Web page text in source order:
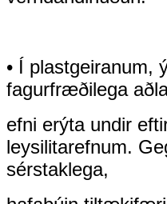
• Í plastgeiranum,
fagurfræðilega
efni erýta undir
leysilitarefnum.
sérstaklega,